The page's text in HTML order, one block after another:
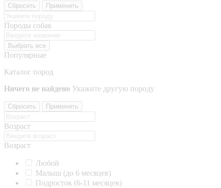
Сбросить Применить
Породы собак
Выбрать все
Популярные
Каталог пород
Ничего не найдено Укажите другую породу
Сбросить Применить
Возраст
Возраст
Любой
Малыш (до 6 месяцев)
Подросток (6-11 месяцев)